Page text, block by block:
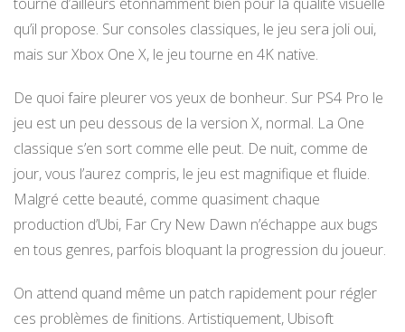
qu’il propose. Sur consoles classiques, le jeu sera joli oui,
mais sur Xbox One X, le jeu tourne en 4K native.
De quoi faire pleurer vos yeux de bonheur. Sur PS4 Pro le
jeu est un peu dessous de la version X, normal. La One
classique s’en sort comme elle peut. De nuit, comme de
jour, vous l’aurez compris, le jeu est magnifique et fluide.
Malgré cette beauté, comme quasiment chaque
production d’Ubi, Far Cry New Dawn n’échappe aux bugs
en tous genres, parfois bloquant la progression du joueur.
On attend quand même un patch rapidement pour régler
ces problèmes de finitions. Artistiquement, Ubisoft